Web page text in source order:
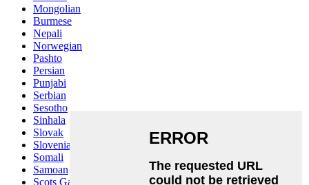
Mongolian
Burmese
Nepali
Norwegian
Pashto
Persian
Punjabi
Serbian
Sesotho
Sinhala
Slovak
Slovenian
Somali
Samoan
Scots Gaelic